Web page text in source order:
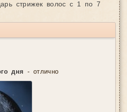
стрижек волос с 1 по 7
дня - отлично